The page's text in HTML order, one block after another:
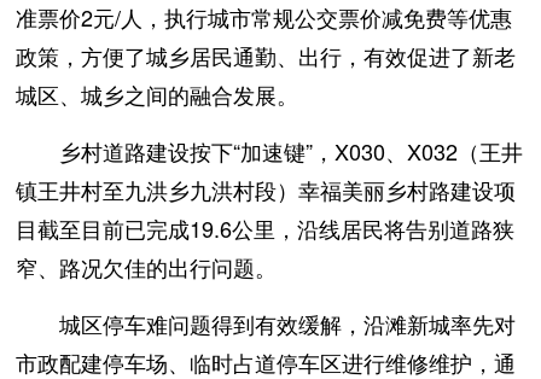
准票价2元/人，执行城市常规公交票价减免费等优惠
政策，方便了城乡居民通勤、出行，有效促进了新老
城区、城乡之间的融合发展。
乡村道路建设按下“加速键”，X030、X032（王井
镇王井村至九洪乡九洪村段）幸福美丽乡村路建设项
目截至目前已完成19.6公里，沿线居民将告别道路狭
窄、路况欠佳的出行问题。
城区停车难问题得到有效缓解，沿滩新城率先对
市政配建停车场、临时占道停车区进行维修维护，通